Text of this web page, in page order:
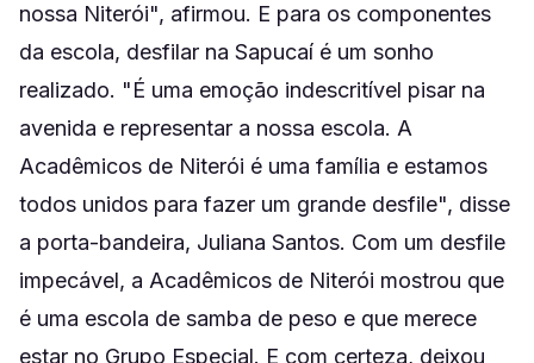
nossa Niterói", afirmou. E para os componentes
da escola, desfilar na Sapucaí é um sonho
realizado. "É uma emoção indescritível pisar na
avenida e representar a nossa escola. A
Acadêmicos de Niterói é uma família e estamos
todos unidos para fazer um grande desfile", disse
a porta-bandeira, Juliana Santos. Com um desfile
impecável, a Acadêmicos de Niterói mostrou que
é uma escola de samba de peso e que merece
estar no Grupo Especial. E com certeza, deixou